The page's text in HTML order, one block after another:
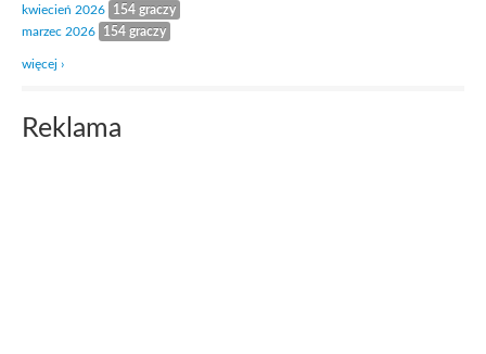
kwiecień 2026
154 graczy
marzec 2026
154 graczy
więcej ›
Reklama